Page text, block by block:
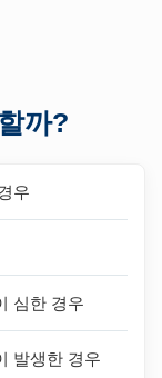
까?
우
심한 경우
발생한 경우